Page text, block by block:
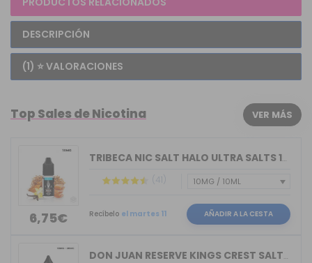
DESCRIPCIÓN
(1) ⭐ VALORACIONES
Top Sales de Nicotina VER MÁS
6,75€
TRIBECA NIC SALT HALO ULTRA SALTS 10M...
(41)
Recíbelo el martes 11 AÑADIR A LA CESTA
DON JUAN RESERVE KINGS CREST SALTS 10ML